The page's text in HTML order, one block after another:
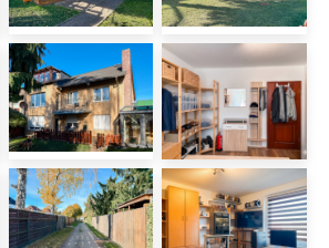
seit 2015
EG und im OG